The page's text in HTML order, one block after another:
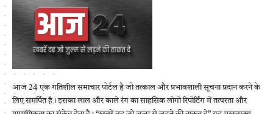
आज 24 एक गतिशील समाचार पोर्टल है जो तत्काल और प्रभावशाली सूचना प्रदान करने के
लिए समर्पित है। इसका लाल और काले रंग का साहसिक लोगो रिपोर्टिंग में तत्परता और